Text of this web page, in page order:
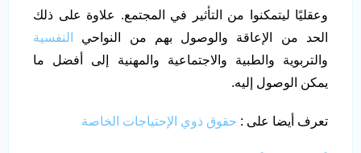
وعقليًا ليتمكنوا من التأثير في المجتمع. علاوة على ذلك
الحد من الإعاقة والوصول بهم من النواحي
النفسية
والتربوية والطبية والاجتماعية والمهنية إلى أفضل ما
يمكن الوصول إليه.
تعرف أيضا على : حقوق ذوي الإحتياجات الخاصة